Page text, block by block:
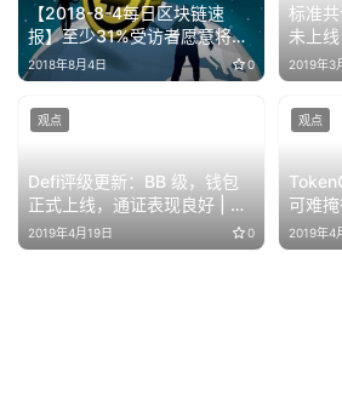
【2018-8-4每日区块链速
报】至少31%受访者愿意将加
密货币作为薪水
2018年8月4日 0
标准
未上线
2019年3
Defi评级更新：BB 级，钱包
正式上线，通证表现良好 | 链
塔智库
2019年4月19日 0
观点
可难
求未
2019年4
观点